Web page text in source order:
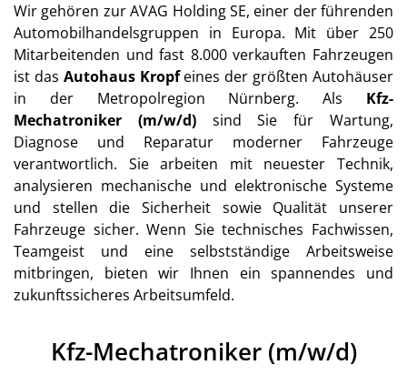
Kfz-Mechatroniker (m/w/d)
Wir gehören zur AVAG Holding SE, einer der führenden
Automobilhandelsgruppen in Europa. Mit über 250
Mitarbeitenden und fast 8.000 verkauften Fahrzeugen
ist das Autohaus Kropfeines der größten Autohäuser
in der Metropolregion Nürnberg. Als Kfz-
Mechatroniker (m/w/d)sind Sie für Wartung,
Diagnose und Reparatur moderner Fahrzeuge
verantwortlich. Sie arbeiten mit neuester Technik,
analysieren mechanische und elektronische Systeme
und stellen die Sicherheit sowie Qualität unserer
Fahrzeuge sicher. Wenn Sie technisches Fachwissen,
Teamgeist und eine selbstständige Arbeitsweise
mitbringen, bieten wir Ihnen ein spannendes und
zukunftssicheres Arbeitsumfeld.